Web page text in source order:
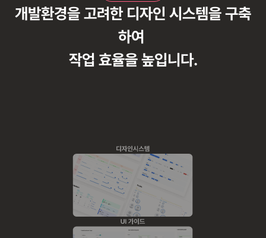
개발환경을 고려한 디자인 시스템을 구축
하여
작업 효율을 높입니다.
디자인시스템
UI 가이드